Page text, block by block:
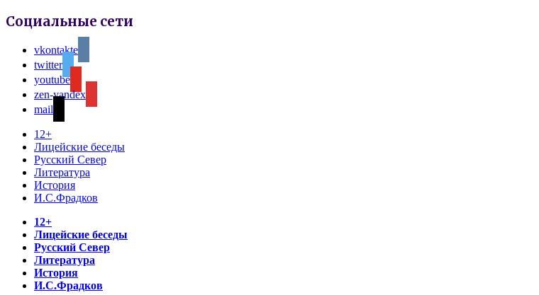
Социальные сети
vkontakte
twitter
youtube
zen-yandex
mail
12+
Лицейские беседы
Русский Север
Литература
История
И.С.Фрадков
12+
Лицейские беседы
Русский Север
Литература
История
И.С.Фрадков